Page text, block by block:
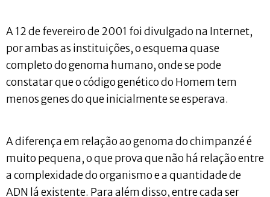
A 12 de fevereiro de 2001 foi divulgado na Internet,
por ambas as instituições, o esquema quase
completo do genoma humano, onde se pode
constatar que o código genético do Homem tem
menos genes do que inicialmente se esperava.
A diferença em relação ao genoma do chimpanzé é
muito pequena, o que prova que não há relação entre
a complexidade do organismo e a quantidade de
ADN lá existente. Para além disso, entre cada ser